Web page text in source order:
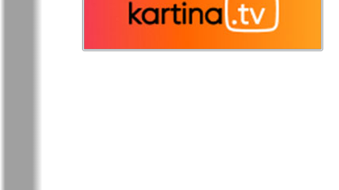
Остров там и тут
Ost-West
Panorama